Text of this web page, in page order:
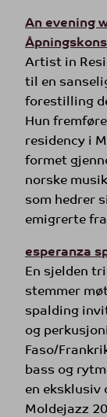
An evening
Artist in
til en
forestilling
Hun
residency i
formet
norske
som hedrer
emigrerte
esperanza
En sjelden
stemmer
spalding
og
Faso/
bass og
en eksklusiv
Moldejazz